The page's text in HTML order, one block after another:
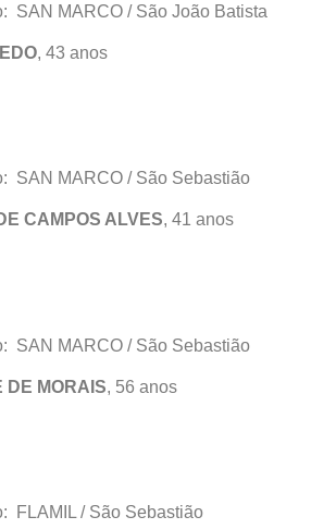
SAN MARCO / São João Batista
, 43 anos
SAN MARCO / São Sebastião
CAMPOS ALVES, 41 anos
SAN MARCO / São Sebastião
DE MORAIS, 56 anos
FLAMIL / São Sebastião